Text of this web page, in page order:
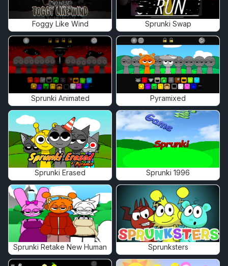
Foggy Like Wind Sprunki Swap
Sprunki Animated Pyramixed
Sprunki Erased Sprunki 1996
Sprunki Retake New Human Sprunksters